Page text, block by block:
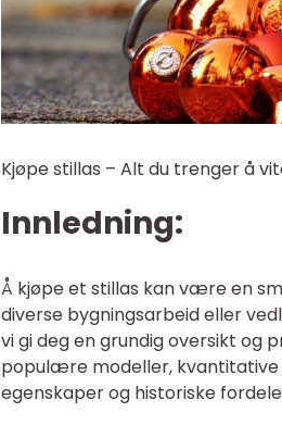
Kjøpe stillas – Alt du trenger å
Innledning:
Å kjøpe et stillas kan være en
diverse bygningsarbeid eller
vi gi deg en grundig oversikt og
populære modeller, kvantitative
egenskaper og historiske